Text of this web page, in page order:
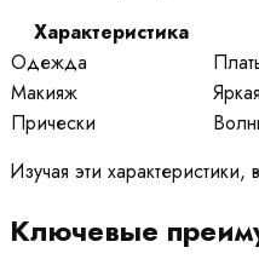
Характеристика
Одежда
Макияж
Прически
Изучая эти
Ключевые